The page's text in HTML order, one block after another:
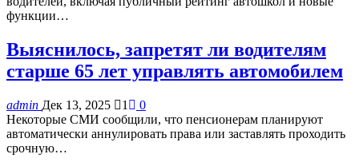
функции…
Выяснилось, запретят ли водителям
старше 65 лет управлять автомобилем
admin Дек 13, 2025 1
0
Некоторые СМИ сообщили, что пенсионерам планируют
автоматически аннулировать права или заставлять проходить
срочную…